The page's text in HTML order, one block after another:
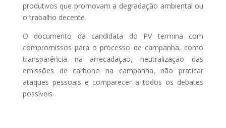
produtivos que promovam a degradação ambiental ou
o trabalho decente.
O documento da candidata do PV termina com
compromissos para o processo de campanha, como
transparência na arrecadação, neutralização das
emissões de carbono na campanha, não praticar
ataques pessoais e comparecer a todos os debates
possíveis.